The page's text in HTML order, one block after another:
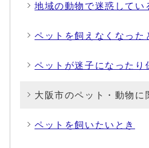
地域の動物で迷惑してい
ペットを飼えなくなった
ペットが迷子になったり
大阪市のペット・動物に
ペットを飼いたいとき